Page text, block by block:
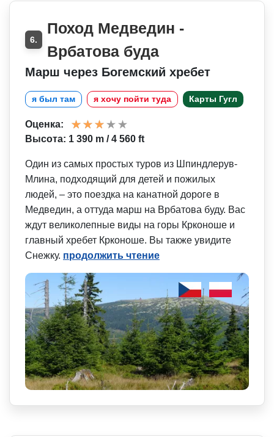
6.
Поход Медведин -
Врбатова буда
Марш через Богемский хребет
я был там я хочу пойти туда Карты Гугл
Оценка:
Высота: 1 390 m / 4 560 ft
Один из самых простых туров из Шпиндлерув-
Млина, подходящий для детей и пожилых
людей, – это поездка на канатной дороге в
Медведин, а оттуда марш на Врбатова буду. Вас
ждут великолепные виды на горы Крконоше и
главный хребет Крконоше. Вы также увидите
Снежку. продолжить чтение